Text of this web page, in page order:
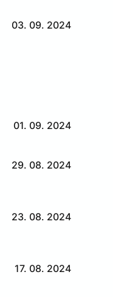
03. 09. 2024
01. 09. 2024
29. 08. 2024
23. 08. 2024
17. 08. 2024